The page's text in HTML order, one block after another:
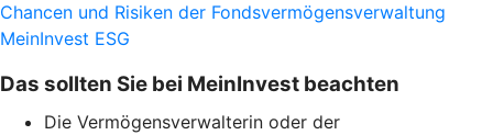
Chancen und Risiken der Fondsvermögensverwaltung
MeinInvest ESG
Das sollten Sie bei MeinInvest beachten
Die Vermögensverwalterin oder der